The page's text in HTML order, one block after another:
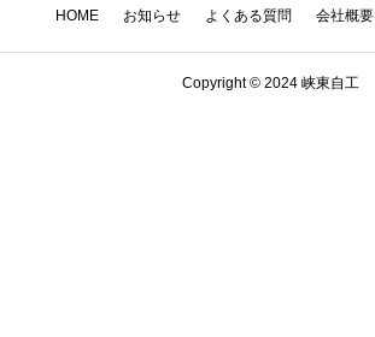
HOME お知らせ よくある質問 会社概要
Copyright © 2024 峡東自工